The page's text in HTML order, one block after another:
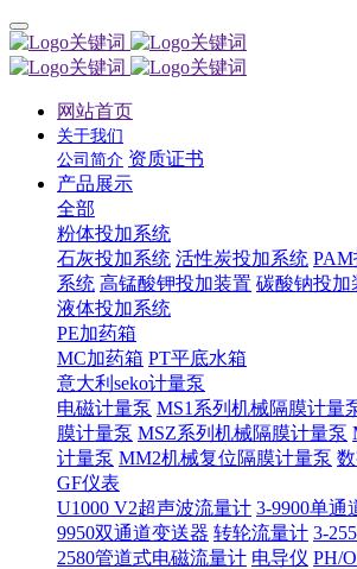
网站首页
关于我们
公司简介 资质证书
产品展示
全部
粉体投加系统
石灰投加系统 活性炭投加系统
系统 高锰酸钾投加装置 碳酸钠投加
液体投加系统
PE加药箱
MC加药箱 PT平底水箱
意大利seko计量泵
电磁计量泵 MS1系列机械隔膜计量
膜计量泵 MSZ系列机械隔膜计量泵
计量泵 MM2机械复位隔膜计量泵
GF仪表
U1000 V2超声波流量计 3-9900单通
9950双通道变送器 转轮流量计 3-
2580管道式电磁流量计 电导仪 PH/